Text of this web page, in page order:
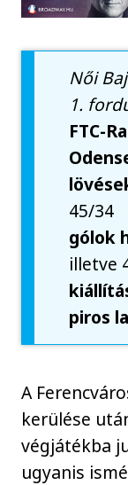
Női
1.
FTC-
45/34
gólok
illetve
piros
A
kerülése
végjátékba
ugyanis